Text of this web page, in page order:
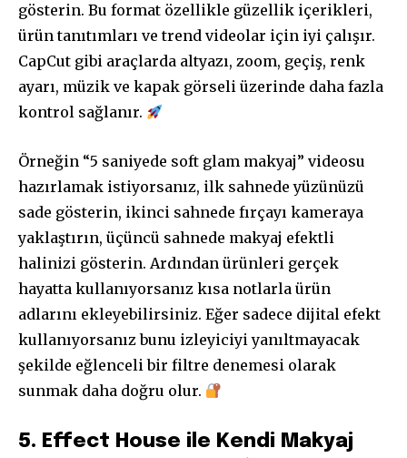
gösterin. Bu format özellikle güzellik içerikleri,
ürün tanıtımları ve trend videolar için iyi çalışır.
CapCut gibi araçlarda altyazı, zoom, geçiş, renk
ayarı, müzik ve kapak görseli üzerinde daha fazla
kontrol sağlanır.
Örneğin “5 saniyede soft glam makyaj” videosu
hazırlamak istiyorsanız, ilk sahnede yüzünüzü
sade gösterin, ikinci sahnede fırçayı kameraya
yaklaştırın, üçüncü sahnede makyaj efektli
halinizi gösterin. Ardından ürünleri gerçek
hayatta kullanıyorsanız kısa notlarla ürün
adlarını ekleyebilirsiniz. Eğer sadece dijital efekt
kullanıyorsanız bunu izleyiciyi yanıltmayacak
şekilde eğlenceli bir filtre denemesi olarak
sunmak daha doğru olur.
5. Effect House ile Kendi Makyaj